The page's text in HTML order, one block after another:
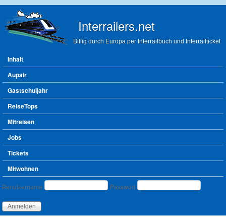
Interrailers.net
Billig durch Europa per Interrailbuch und Interrailticket
Hauptmenü
Inhalt
Aupair
Gastschuljahr
ReiseTops
Mitreisen
Jobs
Tickets
Mitwohnen
Benutzeranmeldung
Benutzername Passwort